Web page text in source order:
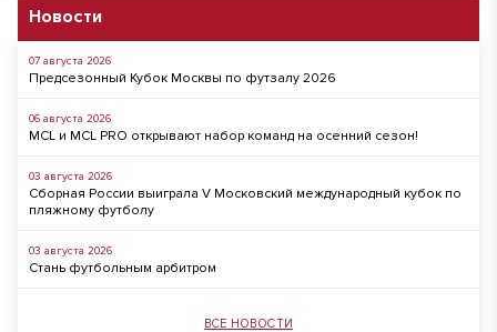
Новости
07 августа 2026
Предсезонный Кубок Москвы по футзалу 2026
06 августа 2026
MCL и MCL PRO открывают набор команд на осенний сезон!
03 августа 2026
Сборная России выиграла V Московский международный кубок по
пляжному футболу
03 августа 2026
Стань футбольным арбитром
ВСЕ НОВОСТИ